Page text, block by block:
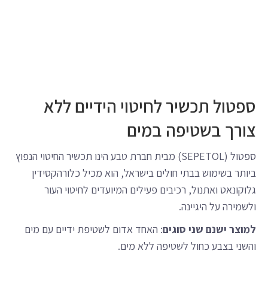
ספטול תכשיר לחיטוי הידיים ללא
צורך בשטיפה במים
ספטול (SEPETOL) מבית חברת טבע הינו תכשיר החיטוי הנפוץ
ביותר בשימוש בבתי חולים בישראל, הוא מכיל כלורהקסידין
גלוקונאט ואתנול, רכיבים פעילים המיועדים לחיטוי העור
ולשמירה על היגיינה.
למוצר ישנם שני סוגים: האחד אדום לשטיפת ידיים עם מים
והשני בצבע כחול לשטיפה ללא מים.